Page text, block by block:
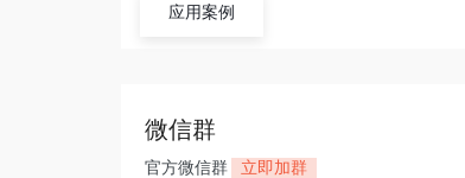
应用案例
微信群
官方微信群
立即加群